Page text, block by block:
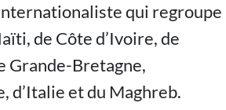
qui regroupe
de Côte d’Ivoire, de
Grande-Bretagne,
d’Italie et du Maghreb.